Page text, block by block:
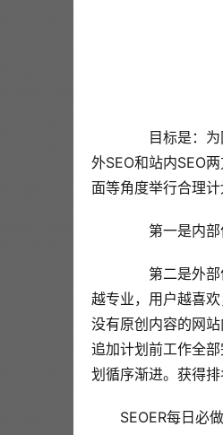
目标是：为网
外SEO和站内SEO
面等角度举行合理
第一是内部优
第二是外部优
越专业，用户越喜
没有原创内容的网
追加计划前工作全
划循序渐进。获得
SEOER每日必